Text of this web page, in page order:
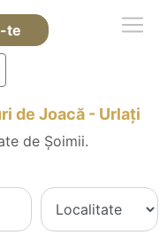
te
de Joacă - Urlaţi
de Șoimii.